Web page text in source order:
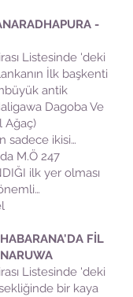
-
Listesinde 'deki
İlk başkenti
antik
Dagoba Ve
Ağaç)
sadece ikisi…
M.Ö 247
ilk yer olması
FİL
Listesinde 'deki
bir kaya